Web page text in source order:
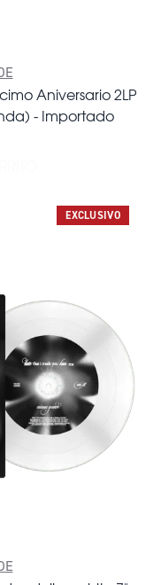
Aniversario 2LP
- Importado
EXCLUSIVO